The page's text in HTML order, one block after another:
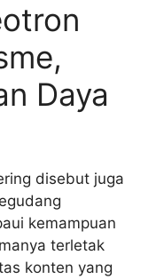
Daya
disebut juga
kemampuan
terletak
konten yang